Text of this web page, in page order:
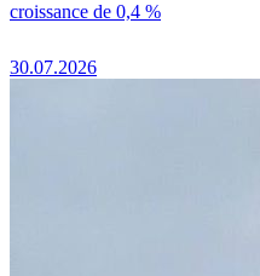
croissance de 0,4 %
30.07.2026